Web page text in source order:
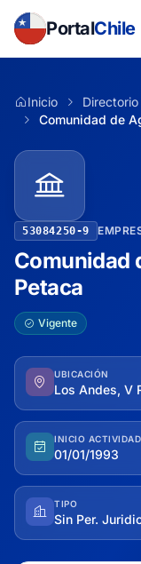
PortalChile
Inicio
Comunidad de
53084250-9
Comunidad
Petaca
Vigente
UBICACIÓN
Los Andes, V
INICIO
01/01/1993
TIPO
Sin Per.